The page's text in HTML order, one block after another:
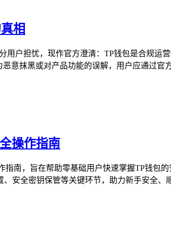
相
用户担忧，现作官方澄清：TP钱包是合规
意抹黑或对产品功能的误解，用户应通过官
操作指南
南，旨在帮助零基础用户快速掌握TP钱包
安全密钥保管等关键环节，助力新手安全